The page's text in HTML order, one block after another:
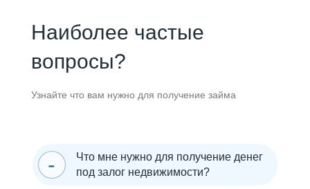
Наиболее частые
вопросы?
Узнайте что вам нужно для получение займа
Что мне нужно для получение денег
под залог недвижимости?